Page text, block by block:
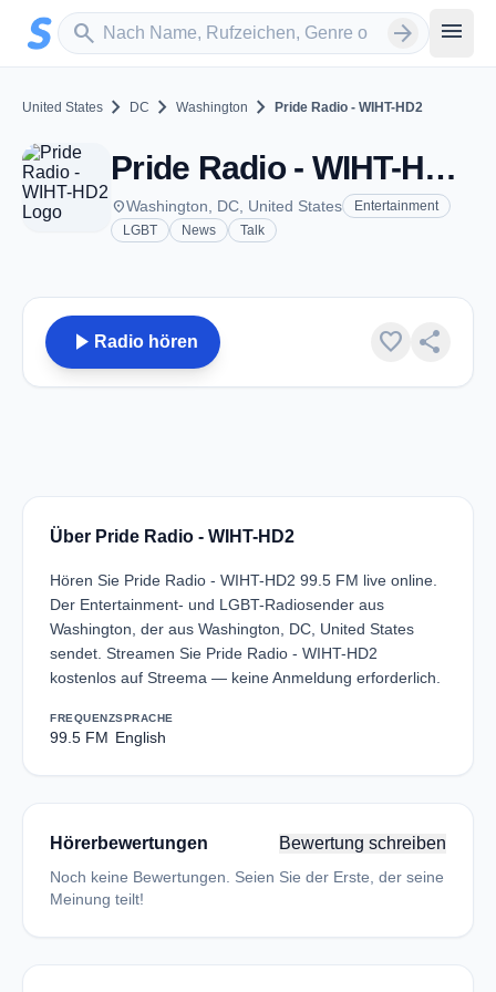
Zum Hauptinhalt springen
search
Sender suchen arrow_forward menu
United States chevron_right DC chevron_right Washington chevron_right Pride Radio - WIHT-HD2
Pride Radio - WIHT-HD2 - FM 99.5 - Washington, DC
placeWashington, DC, United States
Entertainment
LGBT
News Talk
play_arrow Radio hören favorite share
Über Pride Radio - WIHT-HD2
Hören Sie Pride Radio - WIHT-HD2 99.5 FM live online.
Der Entertainment- und LGBT-Radiosender aus
Washington, der aus Washington, DC, United States
sendet. Streamen Sie Pride Radio - WIHT-HD2
kostenlos auf Streema — keine Anmeldung erforderlich.
FREQUENZ
99.5 FM
SPRACHE
English
Hörerbewertungen Bewertung schreiben
Noch keine Bewertungen. Seien Sie der Erste, der seine
Meinung teilt!